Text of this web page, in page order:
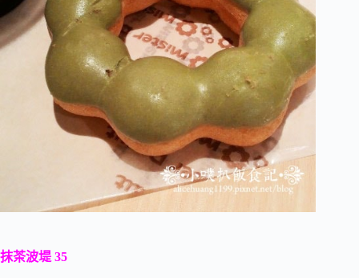
抹茶波堤 35